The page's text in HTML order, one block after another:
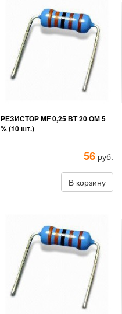
РЕЗИСТОР MF 0,25 ВТ 20 ОМ 5
% (10 шт.)
56 руб.
В корзину